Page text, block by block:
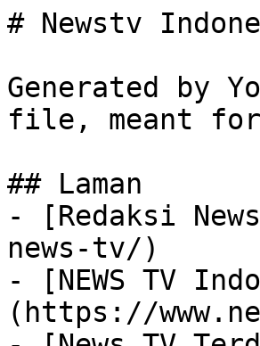
# Newstv
Generated by
file, meant for
## Laman
- [Redaksi
news-tv/)
- [NEWS TV
(https://